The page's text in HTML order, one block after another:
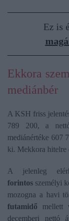
Ez is
Ekkora
mediánbér
A KSH friss
789 200, a
mediánértéke 607
ki. Mekkora hitelre
A jelenleg
forintos személyi
mozogna a havi
futamidő mellett
decemberi nettó